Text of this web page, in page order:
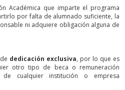
Académica que imparte el programa
por falta de alumnado suficiente, la
ni adquiere obligación alguna de
dedicación exclusiva, por lo que es
otro tipo de beca o remuneración
de cualquier institución o empresa